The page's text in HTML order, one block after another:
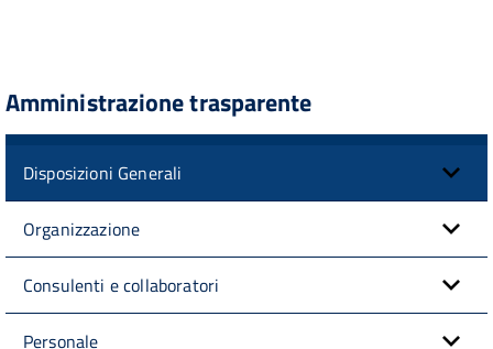
Amministrazione trasparente
Disposizioni Generali
Organizzazione
Consulenti e collaboratori
Personale